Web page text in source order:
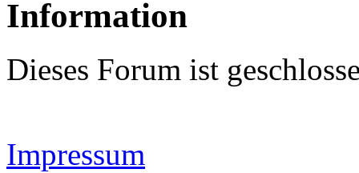
Information
Dieses Forum ist
Impressum